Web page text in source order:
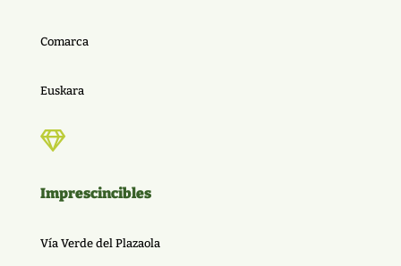
Comarca
Euskara

Imprescincibles
Vía Verde del Plazaola